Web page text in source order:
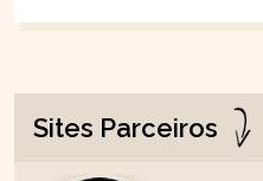
Sites Parceiros